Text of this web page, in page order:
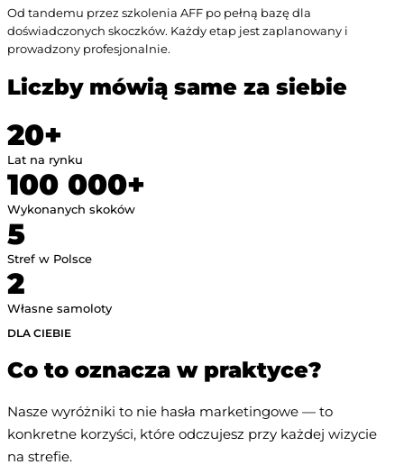
Od tandemu przez szkolenia AFF po pełną bazę dla
doświadczonych skoczków. Każdy etap jest zaplanowany i
prowadzony profesjonalnie.
Liczby mówią same za siebie
20+
Lat na rynku
100 000+
Wykonanych skoków
5
Stref w Polsce
2
Własne samoloty
DLA CIEBIE
Co to oznacza w praktyce?
Nasze wyróżniki to nie hasła marketingowe — to
konkretne korzyści, które odczujesz przy każdej wizycie
na strefie.